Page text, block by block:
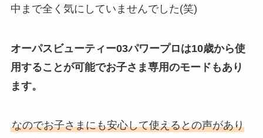
中まで全く気にしていませんでした(笑)
オーパスビューティー03パワープロは10歳から使
用することが可能でお子さま専用のモードもあり
ます。
なのでお子さまにも安心して使えるとの声があり